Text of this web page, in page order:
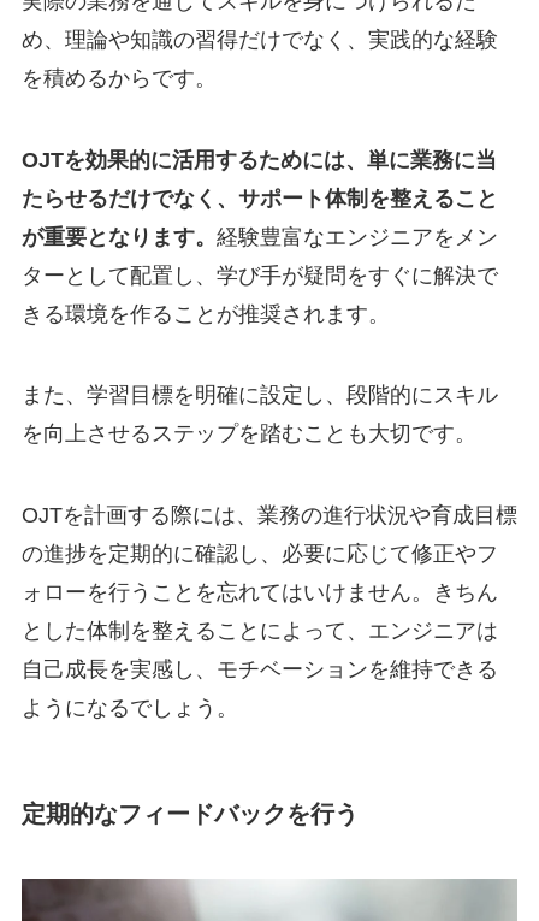
め、理論や知識の習得だけでなく、実践的な経験
を積めるからです。
OJTを効果的に活用するためには、単に業務に当
たらせるだけでなく、サポート体制を整えること
が重要となります。 経験豊富なエンジニアをメン
ターとして配置し、学び手が疑問をすぐに解決で
きる環境を作ることが推奨されます。
また、学習目標を明確に設定し、段階的にスキル
を向上させるステップを踏むことも大切です。
OJTを計画する際には、業務の進行状況や育成目標
の進捗を定期的に確認し、必要に応じて修正やフ
ォローを行うことを忘れてはいけません。きちん
とした体制を整えることによって、エンジニアは
自己成長を実感し、モチベーションを維持できる
ようになるでしょう。
定期的なフィードバックを行う